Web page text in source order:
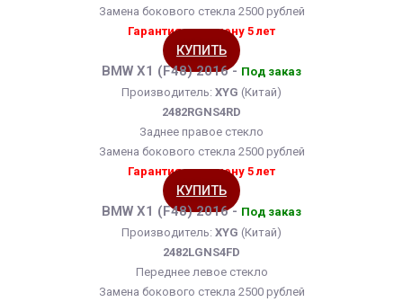
Замена бокового стекла 2500 рублей
Гарантия на замену 5 лет
КУПИТЬ
BMW X1 (F48) 2016 - Под заказ
Производитель: XYG (Китай)
2482RGNS4RD
Заднее правое стекло
Замена бокового стекла 2500 рублей
Гарантия на замену 5 лет
КУПИТЬ
BMW X1 (F48) 2016 - Под заказ
Производитель: XYG (Китай)
2482LGNS4FD
Переднее левое стекло
Замена бокового стекла 2500 рублей